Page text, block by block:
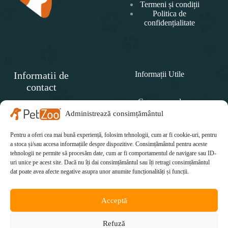
Administrează consimțământul
Pentru a oferi cea mai bună experiență, folosim tehnologii, cum ar fi cookie-uri, pentru
a stoca și/sau accesa informațiile despre dispozitive. Consimțământul pentru aceste
tehnologii ne permite să procesăm date, cum ar fi comportamentul de navigare sau ID-
uri unice pe acest site. Dacă nu îți dai consimțământul sau îți retragi consimțământul
dat poate avea afecte negative asupra unor anumite funcționalități și funcții.
Acceptă
Refuză
Termeni și condiții
Politica de
confidențialitate
Informatii de
contact
PET
Telefon:
0771 415 812
Email:
Informații Utile
Cum comand
Politica de retur
Cum plătesc
Cum se livrează